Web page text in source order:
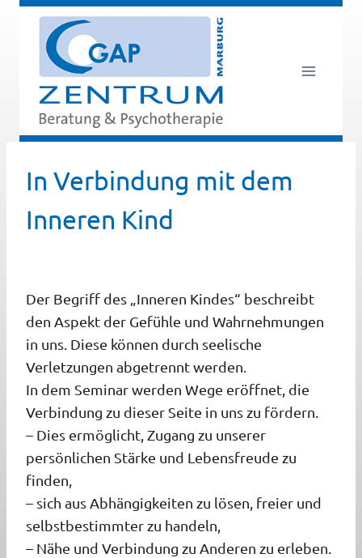
Zum
springen
In Verbindung mit dem
Inneren Kind
Der Begriff des „Inneren Kindes“ beschreibt
den Aspekt der Gefühle und Wahrnehmungen
in uns. Diese können durch seelische
Verletzungen abgetrennt werden.
In dem Seminar werden Wege eröffnet, die
Verbindung zu dieser Seite in uns zu fördern.
– Dies ermöglicht, Zugang zu unserer
persönlichen Stärke und Lebensfreude zu
finden,
– sich aus Abhängigkeiten zu lösen, freier und
selbstbestimmter zu handeln,
– Nähe und Verbindung zu Anderen zu erleben.